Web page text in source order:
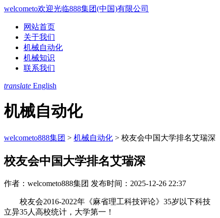
welcometo欢迎光临888集团(中国)有限公司
网站首页
关于我们
机械自动化
机械知识
联系我们
translate English
机械自动化
welcometo888集团 > 机械自动化 > 校友会中国大学排名艾瑞深
校友会中国大学排名艾瑞深
作者：welcometo888集团 发布时间：2025-12-26 22:37
校友会2016-2022年《麻省理工科技评论》35岁以下科技
立异35人高校统计，大学第一！